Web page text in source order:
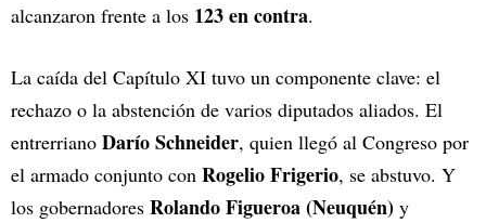
alcanzaron frente a los 123 en contra.
La caída del Capítulo XI tuvo un componente clave: el
rechazo o la abstención de varios diputados aliados. El
entrerriano Darío Schneider, quien llegó al Congreso por
el armado conjunto con Rogelio Frigerio, se abstuvo. Y
los gobernadores Rolando Figueroa (Neuquén) y